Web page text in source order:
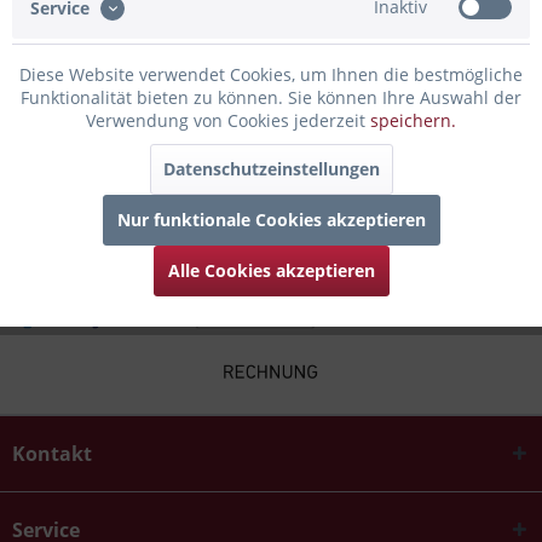
Bewertungen lesen, schreiben und diskutieren...
mehr
Infos zum Hersteller
Folgende Infos zum Hersteller sind verfübar......mehr
Kontakt
Service
Service Inaktiv
Diese Website verwendet Cookies, um Ihnen die bestmögliche
Funktionalität bieten zu können. Sie können Ihre Auswahl der
Verwendung von Cookies jederzeit speichern.
Datenschutzeinstellungen
Nur funktionale Cookies akzeptieren
Alle Cookies akzeptieren